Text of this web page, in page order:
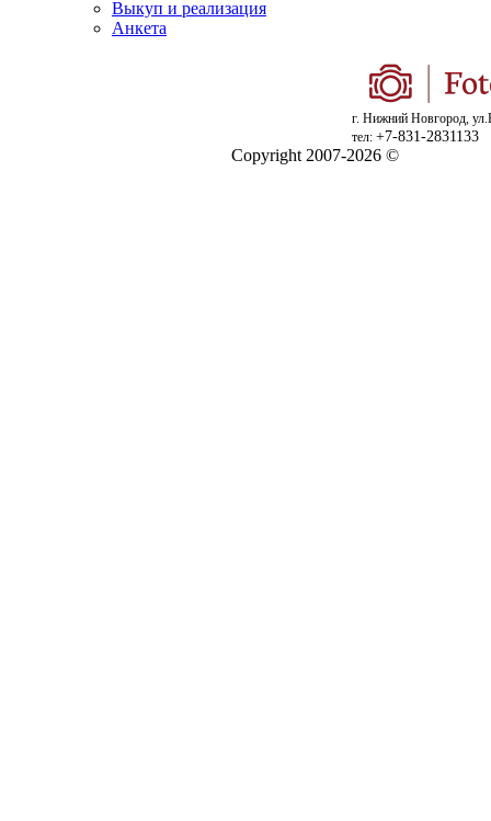
Выкуп и реализация
Анкета
г. Нижний Новгород,
тел: +7-831-2831133
Copyright 2007-2026 ©